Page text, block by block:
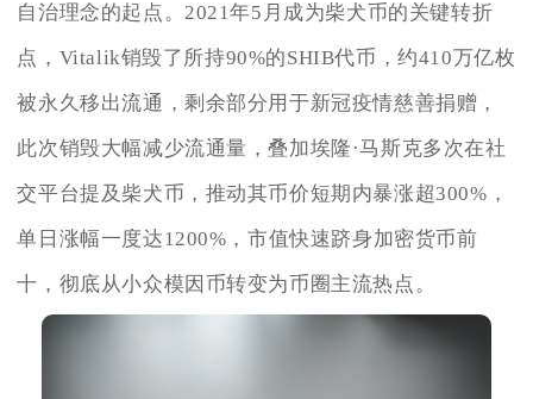
自治理念的起点。2021年5月成为柴犬币的关键转折
点，Vitalik销毁了所持90%的SHIB代币，约410万亿枚
被永久移出流通，剩余部分用于新冠疫情慈善捐赠，
此次销毁大幅减少流通量，叠加埃隆·马斯克多次在社
交平台提及柴犬币，推动其币价短期内暴涨超300%，
单日涨幅一度达1200%，市值快速跻身加密货币前
十，彻底从小众模因币转变为币圈主流热点。